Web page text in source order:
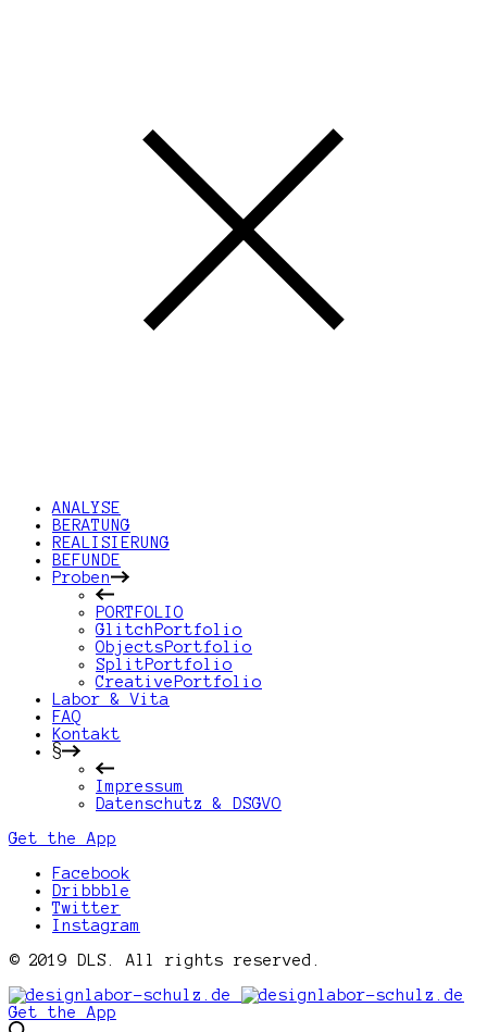
ANALYSE
BERATUNG
REALISIERUNG
BEFUNDE
Proben
PORTFOLIO
GlitchPortfolio
ObjectsPortfolio
SplitPortfolio
CreativePortfolio
Labor & Vita
FAQ
Kontakt
§
Impressum
Datenschutz & DSGVO
Get the App
Facebook
Dribbble
Twitter
Instagram
© 2019 DLS. All rights reserved.
Get the App